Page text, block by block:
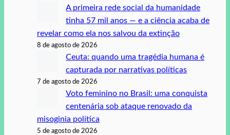
A primeira rede social da humanidade
tinha 57 mil anos — e a ciência acaba de
revelar como ela nos salvou da extinção
8 de agosto de 2026
Ceuta: quando uma tragédia humana é
capturada por narrativas políticas
7 de agosto de 2026
Voto feminino no Brasil: uma conquista
centenária sob ataque renovado da
misoginia política
5 de agosto de 2026